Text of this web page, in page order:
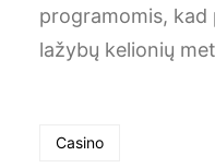
programomis, kad
lažybų kelionių
Casino